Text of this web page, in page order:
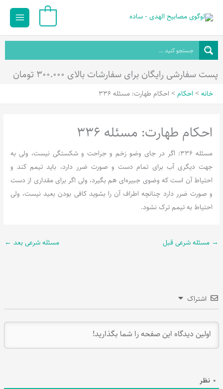
محتوا
Main
پست سفارشی رایگان برای سفارشات بالای ۳۰۰.۰۰۰ تومان
خانه احکام احکام طهارت: مسئله 336
احکام طهارت: مسئله 336
مسئله 336: اگر در جاى وضو زخم و جراحت و شکستگى نیست، ولى به
جهت دیگرى آب براى تمام دست و صورت ضرر دارد، باید تیمم کند و
احتیاط آن است که وضوى جبیره‌اى هم بگیرد، ولى اگر براى مقدارى از دست
و صورت ضرر دارد چنانچه اطراف آن را بشوید کافى بودن بعید نیست، ولى
احتیاط به تیمم ترک نشود.
→ مسئله شرعی قبل مسئله شرعی بعد ←
اشتراک
0 نظر